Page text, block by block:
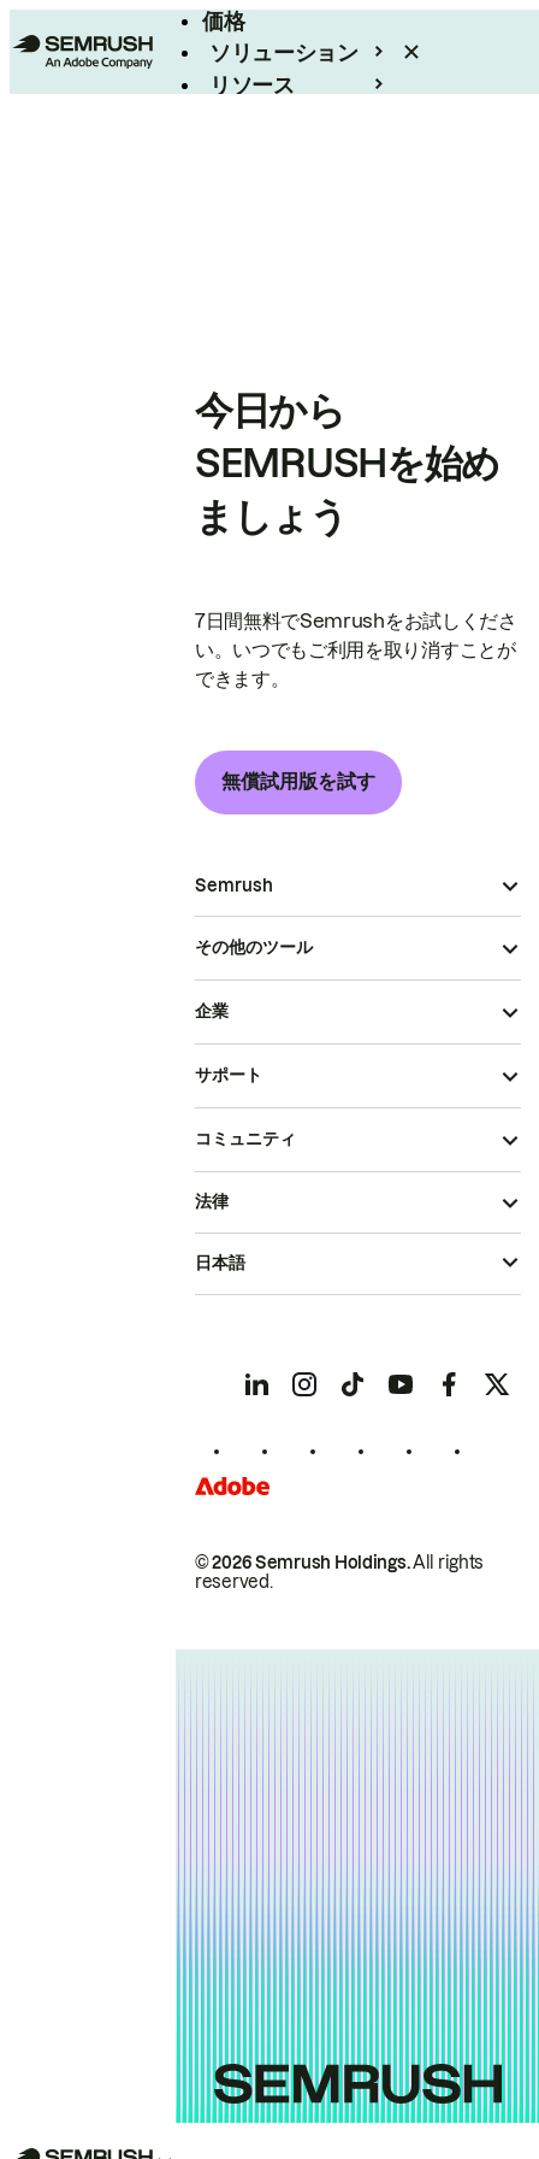
価格
ソリューション
リソース
今日から
SEMRUSHを始め
ましょう
7日間無料でSemrushをお試しくださ
い。いつでもご利用を取り消すことが
できます。
無償試用版を試す
Semrush
その他のツール
企業
サポート
コミュニティ
© 2026 Semrush Holdings.All rights
reserved.
法律
日本語